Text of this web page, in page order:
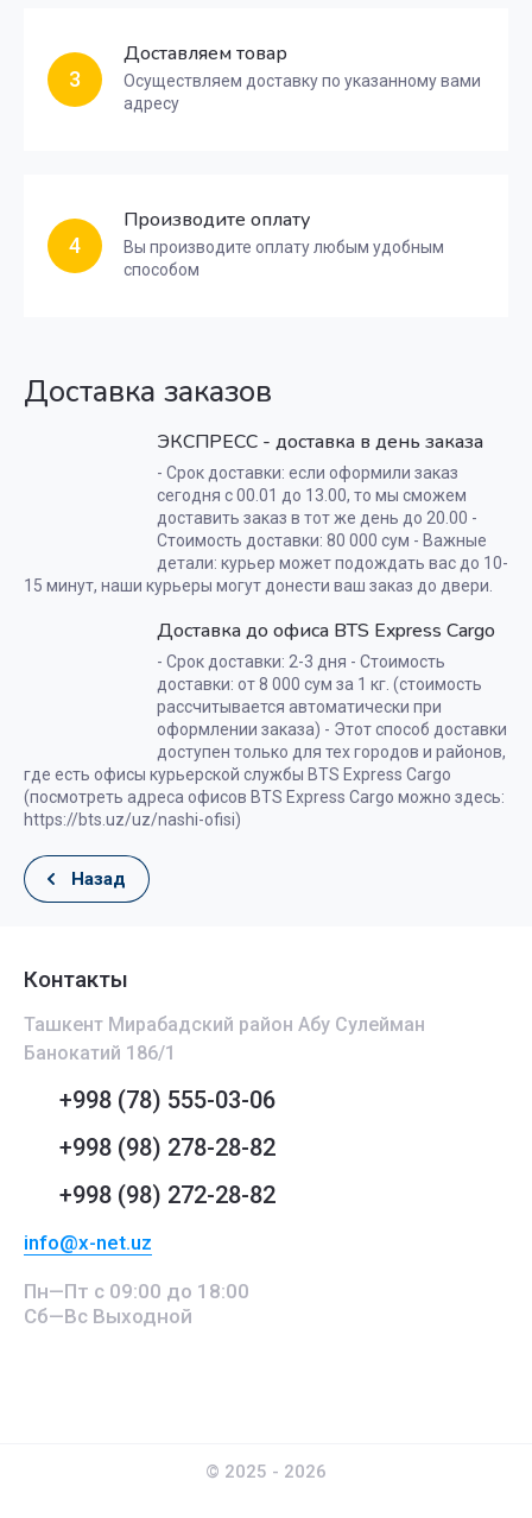
3
Доставляем товар
Осуществляем доставку по указанному вами
адресу
4
Производите оплату
Вы производите оплату любым удобным
способом
Доставка заказов
ЭКСПРЕСС - доставка в день заказа
- Срок доставки: если оформили заказ
сегодня с 00.01 до 13.00, то мы сможем
доставить заказ в тот же день до 20.00 -
Стоимость доставки: 80 000 сум - Важные
детали: курьер может подождать вас до 10-
15 минут, наши курьеры могут донести ваш заказ до двери.
Доставка до офиса BTS Express Cargo
- Срок доставки: 2-3 дня - Стоимость
доставки: от 8 000 сум за 1 кг. (стоимость
рассчитывается автоматически при
оформлении заказа) - Этот способ доставки
доступен только для тех городов и районов,
где есть офисы курьерской службы BTS Express Cargo
(посмотреть адреса офисов BTS Express Cargo можно здесь:
https://bts.uz/uz/nashi-ofisi)
Назад
Контакты
Ташкент Мирабадский район Абу Сулейман
Банокатий 186/1
+998 (78) 555-03-06
+998 (98) 278-28-82
+998 (98) 272-28-82
info@x-net.uz
Пн—Пт с 09:00 до 18:00
Сб—Вс Выходной
© 2025 - 2026